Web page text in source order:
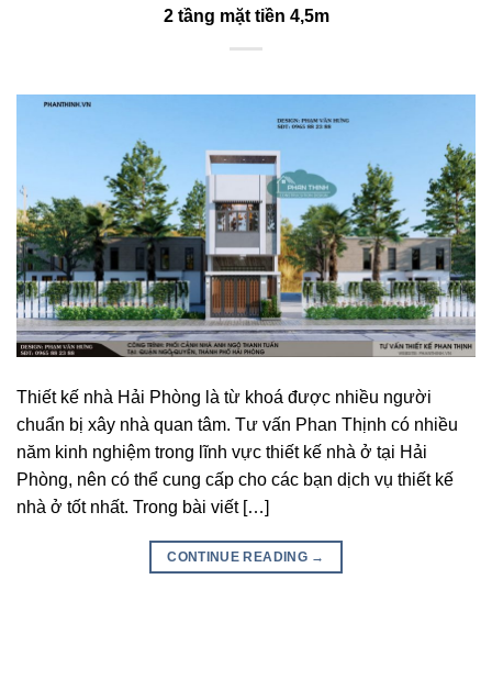
2 tầng mặt tiền 4,5m
Thiết kế nhà Hải Phòng là từ khoá được nhiều người
chuẩn bị xây nhà quan tâm. Tư vấn Phan Thịnh có nhiều
năm kinh nghiệm trong lĩnh vực thiết kế nhà ở tại Hải
Phòng, nên có thể cung cấp cho các bạn dịch vụ thiết kế
nhà ở tốt nhất. Trong bài viết […]
CONTINUE READING →